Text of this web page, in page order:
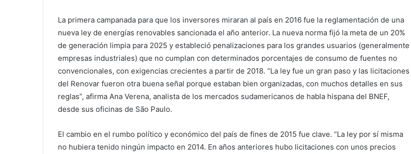
La primera campanada para que los inversores miraran al país en 2016 fue la reglamentación de una
nueva ley de energías renovables sancionada el año anterior. La nueva norma fijó la meta de un 20%
de generación limpia para 2025 y estableció penalizaciones para los grandes usuarios (generalmente
empresas industriales) que no cumplan con determinados porcentajes de consumo de fuentes no
convencionales, con exigencias crecientes a partir de 2018. “La ley fue un gran paso y las licitaciones
del Renovar fueron otra buena señal porque estaban bien organizadas, con muchos detalles en sus
reglas”, afirma Ana Verena, analista de los mercados sudamericanos de habla hispana del BNEF,
desde sus oficinas de São Paulo.
El cambio en el rumbo político y económico del país de fines de 2015 fue clave. “La ley por sí misma
no hubiera tenido ningún impacto en 2014. En años anteriores hubo licitaciones con unos precios